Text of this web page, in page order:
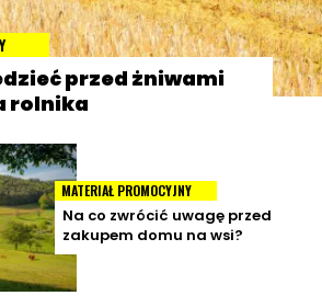
przed żniwami
rolnika
MATERIAŁ PROMOCYJNY
Na co zwrócić uwagę przed
zakupem domu na wsi?